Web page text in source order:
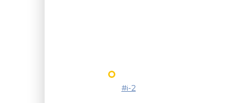
#i-2